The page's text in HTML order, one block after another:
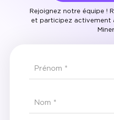
Rejoignez notre équipe !
et participez activement